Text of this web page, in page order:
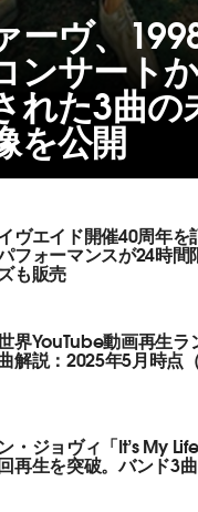
ーヴ、
ンサート
れた3曲の
を公開
ヴエイド開催40周年
フォーマンスが24時間
も販売
界YouTube動画再生ラ
解説：2025年5月時点
・ジョヴィ「It’s My
再生を突破。バンド3